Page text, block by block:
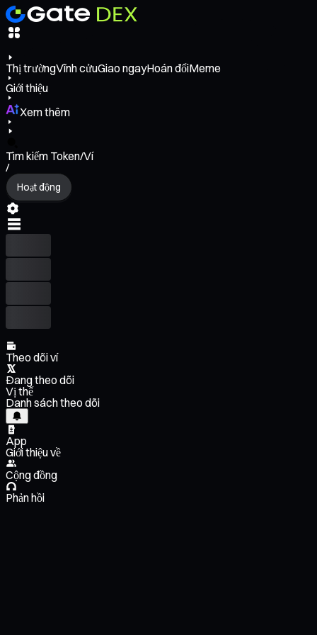
Thị trườngVĩnh cửuGiao ngayHoán đổiMeme
Giới thiệu
Xem thêm
Tìm kiếm Token/Ví
/
Hoạt động
Theo dõi ví
Đang theo dõi
Vị thế
Danh sách theo dõi
App
Giới thiệu về
Cộng đồng
Phản hồi